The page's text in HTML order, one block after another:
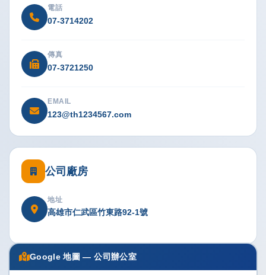
電話
07-3714202
傳真
07-3721250
EMAIL
123@th1234567.com
公司廠房
地址
高雄市仁武區竹東路92-1號
Google 地圖 — 公司辦公室